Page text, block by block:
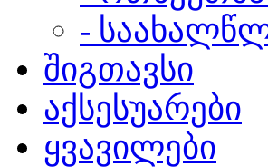
-
შიგთავსი
აქსესუარები
ყვავილები